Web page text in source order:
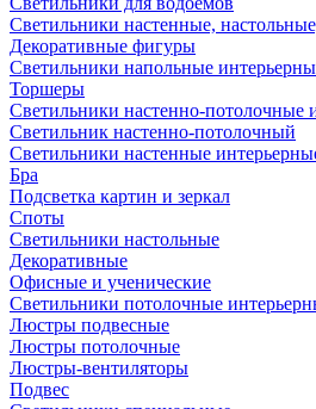
Светильники настенные,
Декоративные фигуры
Светильники напольные
Торшеры
Светильники настенно-потолочные
Светильник настенно-потолочный
Светильники настенные
Бра
Подсветка картин и зеркал
Споты
Светильники настольные
Декоративные
Офисные и ученические
Светильники потолочные
Люстры подвесные
Люстры потолочные
Люстры-вентиляторы
Подвес